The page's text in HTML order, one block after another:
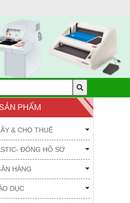
PHẨM
& CHO THUÊ
ĐÓNG HỒ SƠ
HÀNG
DỤC